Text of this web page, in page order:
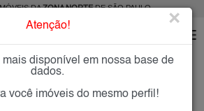
DAZONA NORTEDE SÃO PAULO
VILA ISOLINA MAZZEI
Isolina Mazzei, Zona Norte de São Paulo
Norte
Atenção! ×
mais disponível em nossa base de
dados.
você imóveis do mesmo perfil!